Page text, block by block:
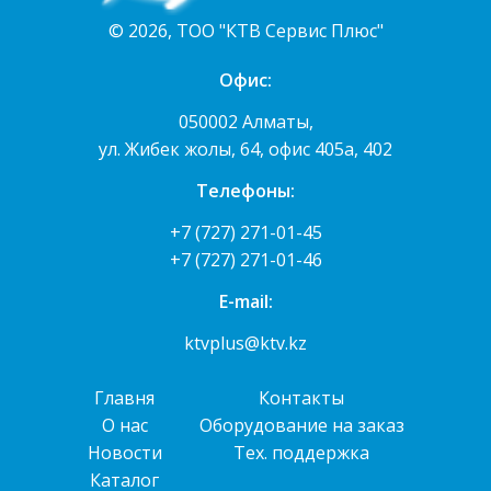
© 2026, ТОО "КТВ Сервис Плюс"
Офис:
050002 Алматы,
ул. Жибек жолы, 64, офис 405а, 402
Телефоны:
+7 (727) 271-01-45
+7 (727) 271-01-46
E-mail:
ktvplus@ktv.kz
Главня
О нас
Новости
Каталог
Контакты
Оборудование на заказ
Тех. поддержка